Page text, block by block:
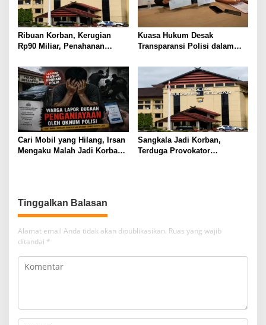
Ribuan Korban, Kerugian
Rp90 Miliar, Penahanan
Misteri
Kuasa Hukum Desak
Transparansi Polisi dalam
Cari Mobil yang Hilang, Irsan
Mengaku Malah Jadi Korban
Sangkala Jadi Korban,
Terduga Provokator
Tinggalkan Balasan
Alamat email Anda tidak akan dipublikasikan. Ruas yang wajib
ditandai *